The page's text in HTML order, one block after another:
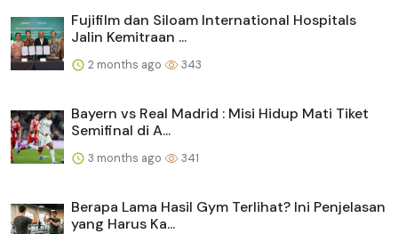
Fujifilm dan Siloam International Hospitals
Jalin Kemitraan ...
2 months ago 343
Bayern vs Real Madrid : Misi Hidup Mati Tiket
Semifinal di A...
3 months ago 341
Berapa Lama Hasil Gym Terlihat? Ini Penjelasan
yang Harus Ka...